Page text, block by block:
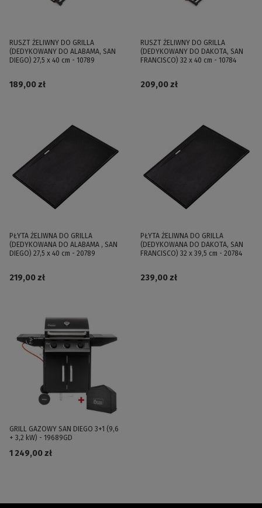
RUSZT ŻELIWNY DO GRILLA
(DEDYKOWANY DO ALABAMA, SAN
DIEGO) 27,5 x 40 cm - 10789
189,00 zł
RUSZT ŻELIWNY DO GRILLA
(DEDYKOWANY DO DAKOTA, SAN
FRANCISCO) 32 x 40 cm - 10784
209,00 zł
PŁYTA ŻELIWNA DO GRILLA
(DEDYKOWANA DO ALABAMA , SAN
DIEGO) 27,5 x 40 cm - 20789
219,00 zł
PŁYTA ŻELIWNA DO GRILLA
(DEDYKOWANA DO DAKOTA, SAN
FRANCISCO) 32 x 39,5 cm - 20784
239,00 zł
GRILL GAZOWY SAN DIEGO 3+1 (9,6
+ 3,2 kW) - 19689GD
1 249,00 zł